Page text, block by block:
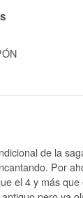
de la
Por
el 4 y más